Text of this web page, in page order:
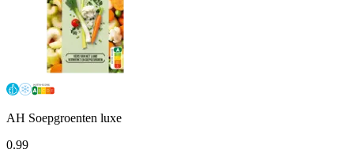
AH Soepgroenten luxe
0.99